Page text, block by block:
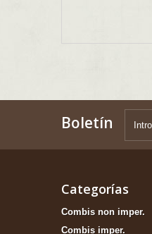
Boletín
Categorías
Combis non imper.
Combis imper.